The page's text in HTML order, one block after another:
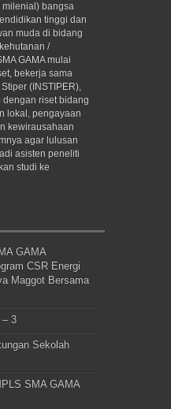
bangsa
tinggi dan
muda di bidang
/
GAMA mulai
bekerja sama
(INSTIPER),
riset bidang
lokal, pengayaan
kewirausahaan
agar lulusan
asisten peneliti
studi ke
GAMA
CSR Energi
Maggot Bersama
– 3
Sekolah
SMA GAMA